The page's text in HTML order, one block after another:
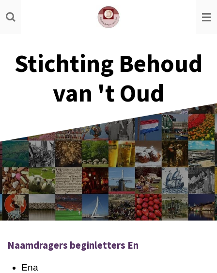
Ga
direct
hoofdinhoud
Stichting Behoud
van 't Oud
Naamdragers beginletters En
Ena